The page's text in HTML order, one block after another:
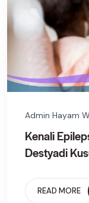
Admin Hayam
Kenali
Destyadi
READ MORE